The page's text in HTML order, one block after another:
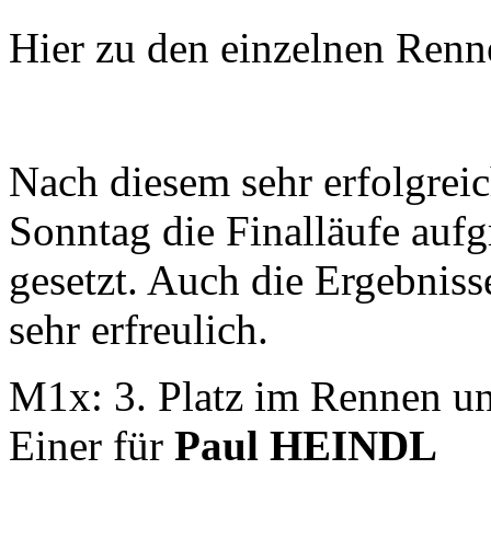
Hier zu den einzelnen
Nach diesem sehr
Sonntag die Finalläufe
gesetzt. Auch die
sehr erfreulich.
M1x: 3. Platz im Rennen
Einer für Paul HEINDL